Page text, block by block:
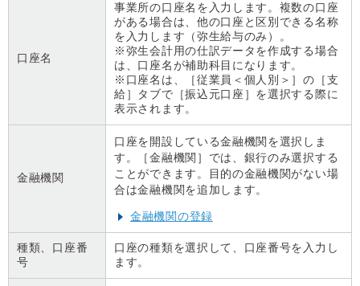
口座名
事業所の口座名を入力します。複数の口座
がある場合は、他の口座と区別できる名称
を入力します（弥生給与のみ）。
※弥生会計用の仕訳データを作成する場合
は、口座名が補助科目になります。
※口座名は、［従業員＜個人別＞］の［支
給］タブで［振込元口座］を選択する際に
表示されます。
金融機関
口座を開設している金融機関を選択しま
す。［金融機関］では、銀行のみ選択する
ことができます。目的の金融機関がない場
合は金融機関を追加します。
金融機関の登録
種類、口座番
号
口座の種類を選択して、口座番号を入力し
ます。